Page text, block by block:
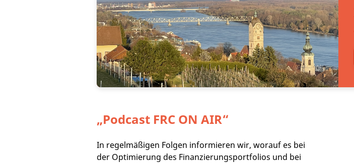
„Podcast FRC ON AIR“
In regelmäßigen Folgen informieren wir, worauf es bei
der Optimierung des Finanzierungsportfolios und bei